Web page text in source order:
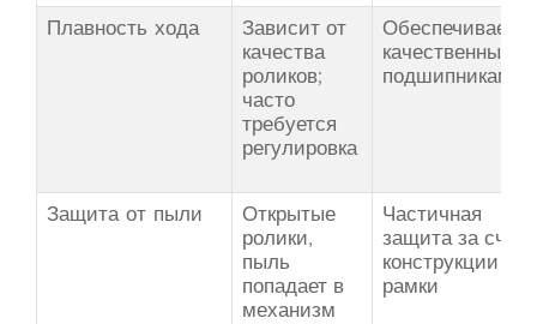
Плавность хода
Зависит от
качества
роликов;
часто
требуется
регулировка
Обеспечивается
качественными
подшипниками
Защита от пыли
Открытые
ролики,
пыль
попадает в
механизм
Частичная
защита за счёт
конструкции
рамки